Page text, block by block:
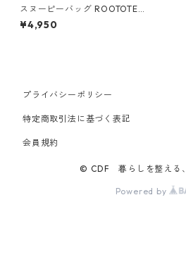
スヌーピーバッグ ROOTOTE
ルートート グランデ.Wストラ
イプ ピーナッツ ベージュ
¥4,950
プライバシーポリシー
特定商取引法に基づく表記
会員規約
© CDF 暮らしを整える
Powered by